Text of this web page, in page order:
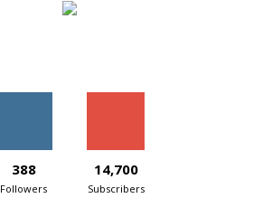
388
Followers
14,700
Subscribers